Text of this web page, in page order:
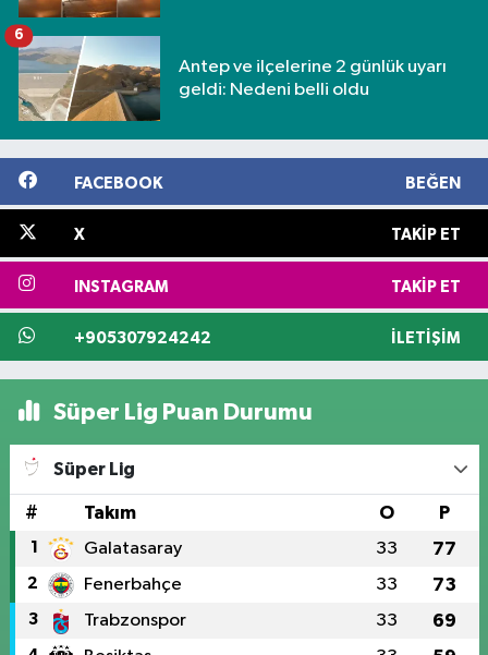
Antep ve ilçelerine 2 günlük uyarı
geldi: Nedeni belli oldu
6
FACEBOOK BEĞEN
X TAKIP ET
INSTAGRAM TAKIP ET
+905307924242 İLETIŞIM
Süper Lig Puan Durumu
Süper Lig
# Takım O P
1 Galatasaray 33 77
2 Fenerbahçe 33 73
3 Trabzonspor 33 69